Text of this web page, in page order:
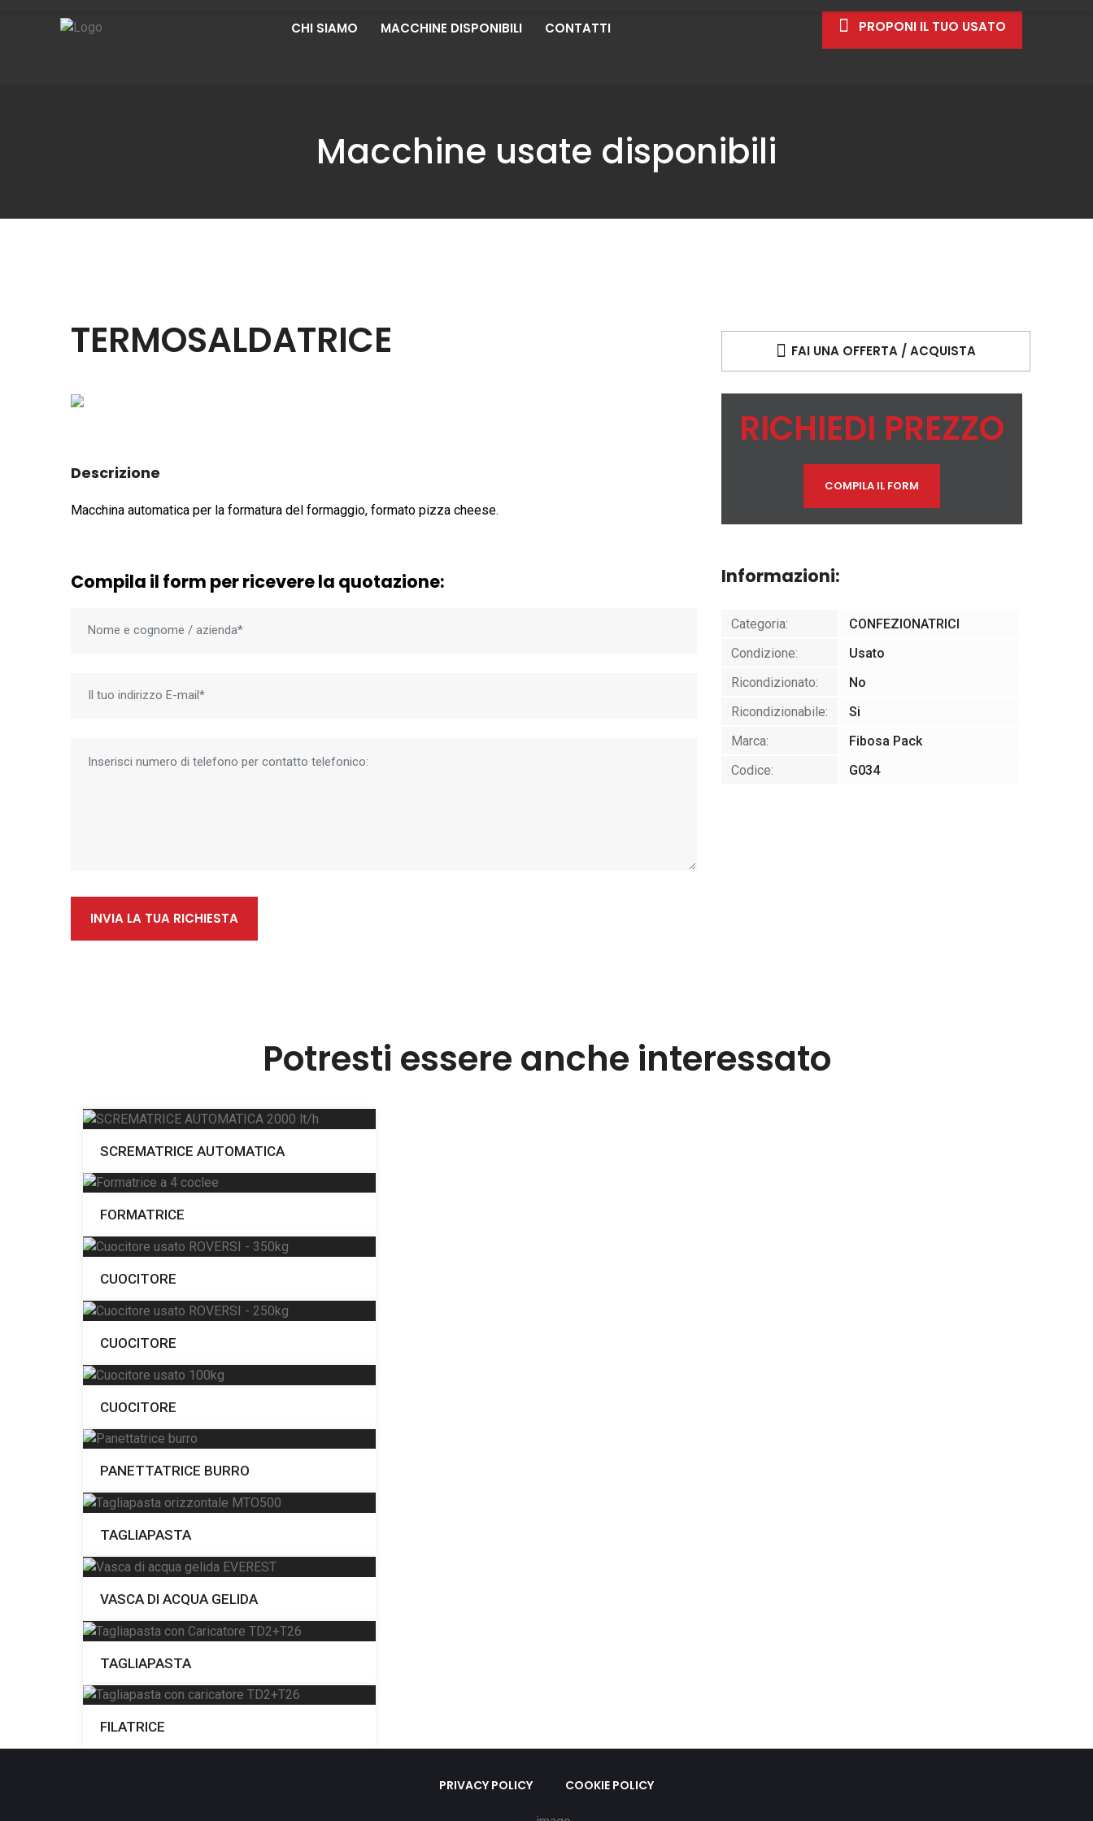
CHI SIAMO MACCHINE DISPONIBILI CONTATTI PROPONI IL TUO USATO
Macchine usate disponibili
TERMOSALDATRICE
Descrizione
Macchina automatica per la formatura del formaggio, formato pizza cheese.
Compila il form per ricevere la quotazione:
INVIA LA TUA RICHIESTA
FAI UNA OFFERTA / ACQUISTA
RICHIEDI PREZZO
COMPILA IL FORM
Informazioni:
Categoria:
CONFEZIONATRICI
Condizione:
Usato
Ricondizionato:
No
Ricondizionabile:
Si
Marca:
Fibosa Pack
Codice:
G034
Potresti essere anche interessato
SCREMATRICE AUTOMATICA
FORMATRICE
CUOCITORE
CUOCITORE
CUOCITORE
PANETTATRICE BURRO
TAGLIAPASTA
VASCA DI ACQUA GELIDA
TAGLIAPASTA
FILATRICE
PRIVACY POLICY COOKIE POLICY